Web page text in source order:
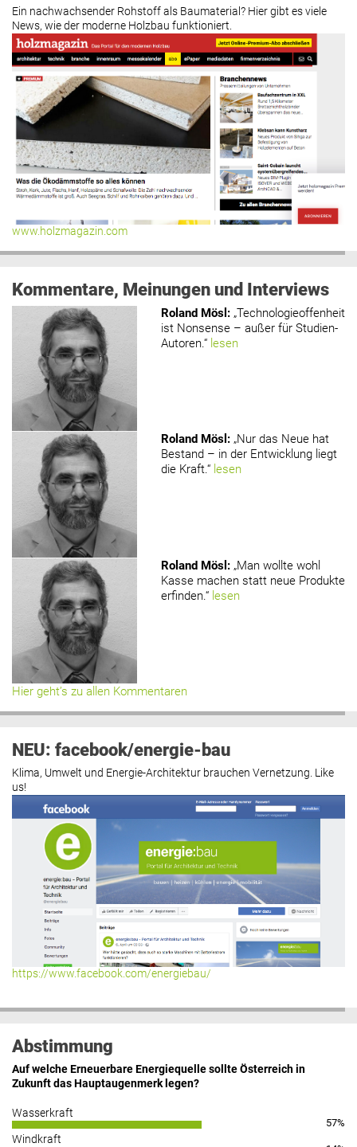
Ein nachwachsender Rohstoff als Baumaterial? Hier gibt es viele
News, wie der moderne Holzbau funktioniert.
www.holzmagazin.com
Kommentare, Meinungen und Interviews
Roland Mösl : „Technologieoffenheit
ist Nonsense – außer für Studien-
Autoren.“ lesen
Roland Mösl : „Nur das Neue hat
Bestand – in der Entwicklung liegt
die Kraft.“ lesen
Roland Mösl : „Man wollte wohl
Kasse machen statt neue Produkte
erfinden.“ lesen
Hier geht’s zu allen Kommentaren
NEU: facebook/energie-bau
Klima, Umwelt und Energie-Architektur brauchen Vernetzung. Like
us!
https://www.facebook.com/energiebau/
Abstimmung
Auf welche Erneuerbare Energiequelle sollte Österreich in
Zukunft das Hauptaugenmerk legen?
Wasserkraft
57%
Windkraft